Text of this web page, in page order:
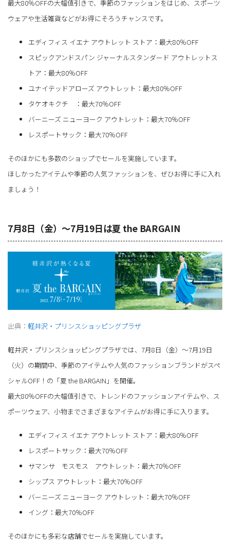
最大80％OFFの大幅値引きで、季節のファッションをはじめ、スポーツ
ウェアや生活雑貨などがお得にそろうチャンスです。
エディフィス イエナ アウトレット ストア：最大80％OFF
スピックアンドスパン ジャーナルスタンダード アウトレットス
トア：最大80％OFF
ユナイテッドアローズ アウトレット：最大80％OFF
タケオキクチ ：最大70％OFF
バーニーズ ニューヨーク アウトレット：最大70％OFF
レスポートサック：最大70％OFF
そのほかにも多数のショップでセールを実施しています。
ほしかったアイテムや季節の人気ファッションを、ぜひお得に手に入れ
ましょう！
7月8日（金）～7月19日は夏 the BARGAIN
出典： 軽井沢・プリンスショッピングプラザ
軽井沢・プリンスショッピングプラザでは、7月8日（金）～7月19日
（火）の期間中、季節のアイテムや人気のファッションブランドがスペ
シャルOFF！の「夏 the BARGAIN」を開催。
最大80％OFFの大幅値引きで、トレンドのファッションアイテムや、ス
ポーツウェア、小物までさまざまなアイテムがお得に手に入ります。
エディフィス イエナ アウトレット ストア：最大80％OFF
レスポートサック：最大70％OFF
サマンサ モスモス アウトレット：最大70％OFF
シップス アウトレット：最大70％OFF
バーニーズ ニューヨーク アウトレット：最大70％OFF
イング：最大70％OFF
そのほかにも多彩な店舗でセールを実施しています。